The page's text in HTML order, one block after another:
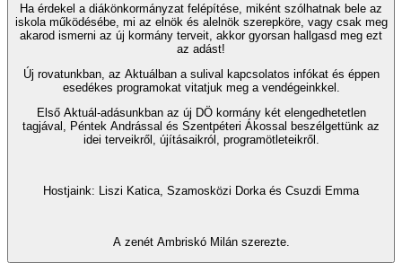
Ha érdekel a diákönkormányzat felépítése, miként szólhatnak bele az
iskola működésébe, mi az elnök és alelnök szerepköre, vagy csak meg
akarod ismerni az új kormány terveit, akkor gyorsan hallgasd meg ezt
az adást!
Új rovatunkban, az Aktuálban a sulival kapcsolatos infókat és éppen
esedékes programokat vitatjuk meg a vendégeinkkel.
Első Aktuál-adásunkban az új DÖ kormány két elengedhetetlen
tagjával, Péntek Andrással és Szentpéteri Ákossal beszélgettünk az
idei terveikről, újításaikról, programötleteikről.
Hostjaink: Liszi Katica, Szamosközi Dorka és Csuzdi Emma
A zenét Ambriskó Milán szerezte.